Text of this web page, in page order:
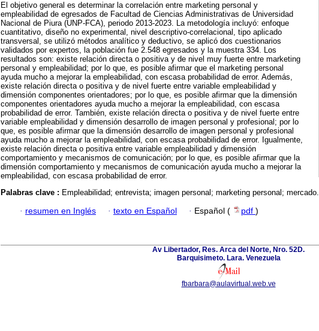
El objetivo general es determinar la correlación entre marketing personal y
empleabilidad de egresados de Facultad de Ciencias Administrativas de Universidad
Nacional de Piura (UNP-FCA), periodo 2013-2023. La metodología incluyó: enfoque
cuantitativo, diseño no experimental, nivel descriptivo-correlacional, tipo aplicado
transversal, se utilizó métodos analítico y deductivo, se aplicó dos cuestionarios
validados por expertos, la población fue 2.548 egresados y la muestra 334. Los
resultados son: existe relación directa o positiva y de nivel muy fuerte entre marketing
personal y empleabilidad; por lo que, es posible afirmar que el marketing personal
ayuda mucho a mejorar la empleabilidad, con escasa probabilidad de error. Además,
existe relación directa o positiva y de nivel fuerte entre variable empleabilidad y
dimensión componentes orientadores; por lo que, es posible afirmar que la dimensión
componentes orientadores ayuda mucho a mejorar la empleabilidad, con escasa
probabilidad de error. También, existe relación directa o positiva y de nivel fuerte entre
variable empleabilidad y dimensión desarrollo de imagen personal y profesional; por lo
que, es posible afirmar que la dimensión desarrollo de imagen personal y profesional
ayuda mucho a mejorar la empleabilidad, con escasa probabilidad de error. Igualmente,
existe relación directa o positiva entre variable empleabilidad y dimensión
comportamiento y mecanismos de comunicación; por lo que, es posible afirmar que la
dimensión comportamiento y mecanismos de comunicación ayuda mucho a mejorar la
empleabilidad, con escasa probabilidad de error.
Palabras clave : Empleabilidad; entrevista; imagen personal; marketing personal; mercado.
· resumen en Inglés · texto en Español · Español ( pdf )
Av Libertador, Res. Arca del Norte, Nro. 52D.
Barquisimeto. Lara. Venezuela
fbarbara@aulavirtual.web.ve